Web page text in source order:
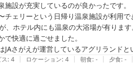
施設が充実しているのが良かったです。
チェリーという日帰り温泉施設が利用で
、ホテル内にも温泉の大浴場が有ります
快適に過ごせました。
JAさがえが運営しているアグリランド
: 4 | ロケーション: 4 | 朝食: - | 夕食: - |